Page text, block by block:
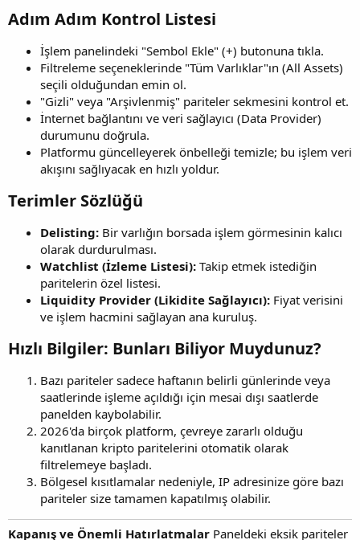
Adım Adım Kontrol Listesi​
İşlem panelindeki "Sembol Ekle" (+) butonuna tıkla.
Filtreleme seçeneklerinde "Tüm Varlıklar"ın (All Assets)
seçili olduğundan emin ol.
"Gizli" veya "Arşivlenmiş" pariteler sekmesini kontrol et.
İnternet bağlantını ve veri sağlayıcı (Data Provider)
durumunu doğrula.
Platformu güncelleyerek önbelleği temizle; bu işlem veri
akışını sağlıyacak en hızlı yoldur.
Terimler Sözlüğü​
Delisting: Bir varlığın borsada işlem görmesinin kalıcı
olarak durdurulması.
Watchlist (İzleme Listesi): Takip etmek istediğin
paritelerin özel listesi.
Liquidity Provider (Likidite Sağlayıcı): Fiyat verisini
ve işlem hacmini sağlayan ana kuruluş.
Hızlı Bilgiler: Bunları Biliyor Muydunuz?​
Bazı pariteler sadece haftanın belirli günlerinde veya
saatlerinde işleme açıldığı için mesai dışı saatlerde
panelden kaybolabilir.
2026'da birçok platform, çevreye zararlı olduğu
kanıtlanan kripto paritelerini otomatik olarak
filtrelemeye başladı.
Bölgesel kısıtlamalar nedeniyle, IP adresinize göre bazı
pariteler size tamamen kapatılmış olabilir.
Kapanış ve Önemli Hatırlatmalar Paneldeki eksik pariteler